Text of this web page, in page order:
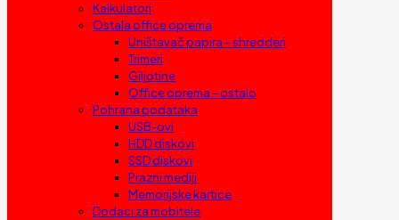
Kalkulatori
Ostala office oprema
Uništavač papira – shredderi
Trimeri
Giljotine
Office oprema – ostalo
Pohrana podataka
USB-ovi
HDD diskovi
SSD diskovi
Prazni mediji
Memorijske kartice
Dodaci za mobitele